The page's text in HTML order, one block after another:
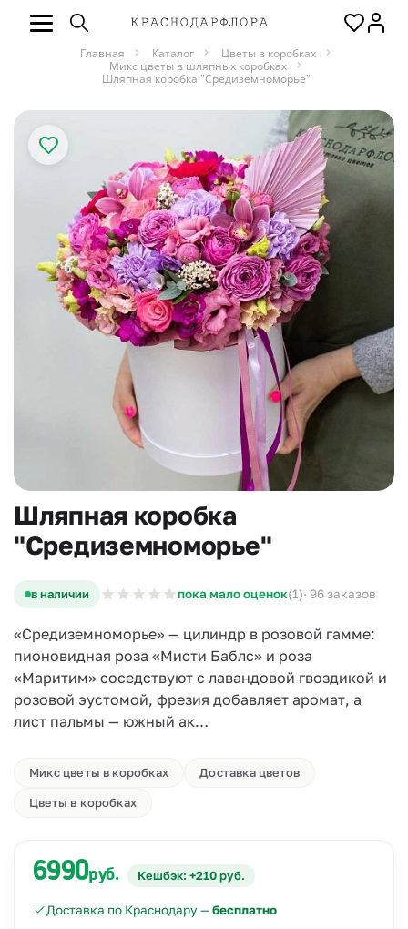
Главная Каталог
Цветы в коробках
Микс цветы в шляпных коробках
Шляпная коробка "Средиземноморье"
Шляпная коробка
"Средиземноморье"
в наличии пока мало оценок(1)· 96 заказов
«Средиземноморье» — цилиндр в розовой гамме:
пионовидная роза «Мисти Баблс» и роза
«Маритим» соседствуют с лавандовой гвоздикой и
розовой эустомой, фрезия добавляет аромат, а
лист пальмы — южный ак…
Микс цветы в коробках Доставка цветов
Цветы в коробках
6990руб. Кешбэк: +210 руб.
Доставка по Краснодару —бесплатно